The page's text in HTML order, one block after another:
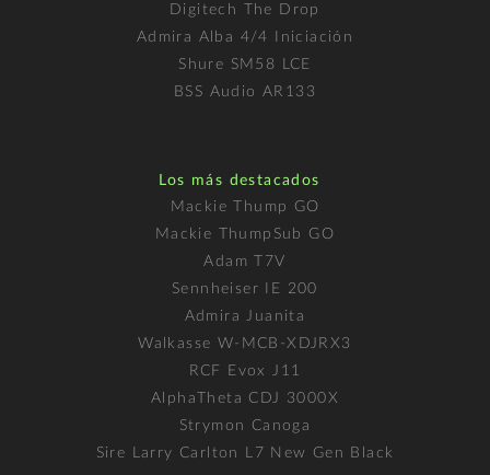
Digitech The Drop
Admira Alba 4/4 Iniciación
Shure SM58 LCE
BSS Audio AR133
Los más destacados
Mackie Thump GO
Mackie ThumpSub GO
Adam T7V
Sennheiser IE 200
Admira Juanita
Walkasse W-MCB-XDJRX3
RCF Evox J11
AlphaTheta CDJ 3000X
Strymon Canoga
Sire Larry Carlton L7 New Gen Black